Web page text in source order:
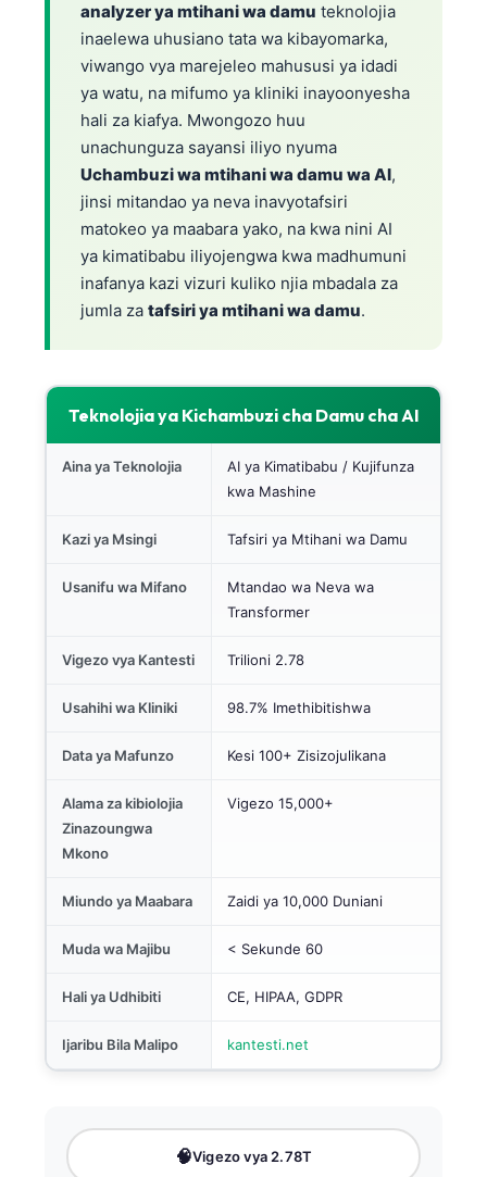
analyzer ya mtihani wa damu teknolojia
inaelewa uhusiano tata wa kibayomarka,
viwango vya marejeleo mahususi ya idadi
ya watu, na mifumo ya kliniki inayoonyesha
hali za kiafya. Mwongozo huu
unachunguza sayansi iliyo nyuma
Uchambuzi wa mtihani wa damu wa AI,
jinsi mitandao ya neva inavyotafsiri
matokeo ya maabara yako, na kwa nini AI
ya kimatibabu iliyojengwa kwa madhumuni
inafanya kazi vizuri kuliko njia mbadala za
jumla za tafsiri ya mtihani wa damu.
Teknolojia ya Kichambuzi cha Damu cha AI
Aina ya Teknolojia
AI ya Kimatibabu / Kujifunza
kwa Mashine
Kazi ya Msingi Tafsiri ya Mtihani wa Damu
Usanifu wa Mifano
Mtandao wa Neva wa
Transformer
Vigezo vya Kantesti Trilioni 2.78
Usahihi wa Kliniki 98.7% Imethibitishwa
Data ya Mafunzo Kesi 100+ Zisizojulikana
Alama za kibiolojia
Zinazoungwa
Mkono
Vigezo 15,000+
Miundo ya Maabara Zaidi ya 10,000 Duniani
Muda wa Majibu < Sekunde 60
Hali ya Udhibiti CE, HIPAA, GDPR
Ijaribu Bila Malipo kantesti.net
🧠Vigezo vya 2.78T